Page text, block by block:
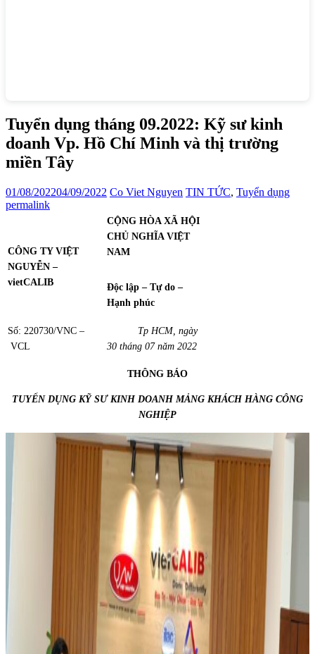
Tuyển dụng tháng 09.2022: Kỹ sư kinh
doanh Vp. Hồ Chí Minh và thị trường
miền Tây
01/08/202204/09/2022 Co Viet Nguyen TIN TỨC, Tuyển dụng
permalink
CÔNG TY VIỆT
NGUYỄN –
vietCALIB
CỘNG HÒA XÃ HỘI
CHỦ NGHĨA VIỆT
NAM
Độc lập – Tự do –
Hạnh phúc
Số: 220730/VNC –
VCL
Tp HCM, ngày
30 tháng 07 năm 2022
THÔNG BÁO
TUYỂN DỤNG KỸ SƯ KINH DOANH MẢNG KHÁCH HÀNG CÔNG
NGHIỆP